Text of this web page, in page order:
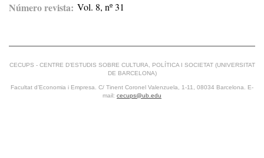
Número revista Vol. 8, nº 31
CECUPS - CENTRE D’ESTUDIS SOBRE CULTURA, POLÍTICA I SOCIETAT (UNIVERSITAT
DE BARCELONA)
Facultat d’Economia i Empresa. C/ Tinent Coronel Valenzuela, 1-11, 08034 Barcelona. E-
mail: cecups@ub.edu